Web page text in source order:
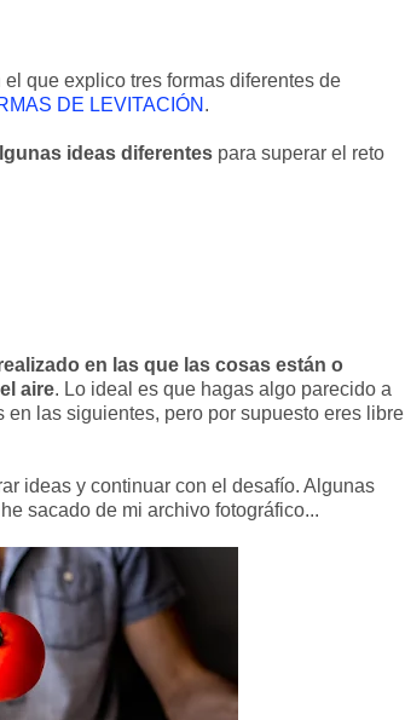
que explico tres formas diferentes de
DE LEVITACIÓN .
ideas diferentes para superar el reto
en las que las cosas están o
aire. Lo ideal es que hagas algo parecido a
en las siguientes, pero por supuesto eres libre
ideas y continuar con el desafío. Algunas
sacado de mi archivo fotográfico...